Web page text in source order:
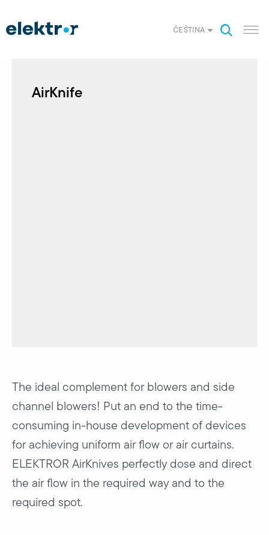
ČEŠTINA
AirKnife
The ideal complement for blowers and side
channel blowers! Put an end to the time-
consuming in-house development of devices
for achieving uniform air flow or air curtains.
ELEKTROR AirKnives perfectly dose and direct
the air flow in the required way and to the
required spot.